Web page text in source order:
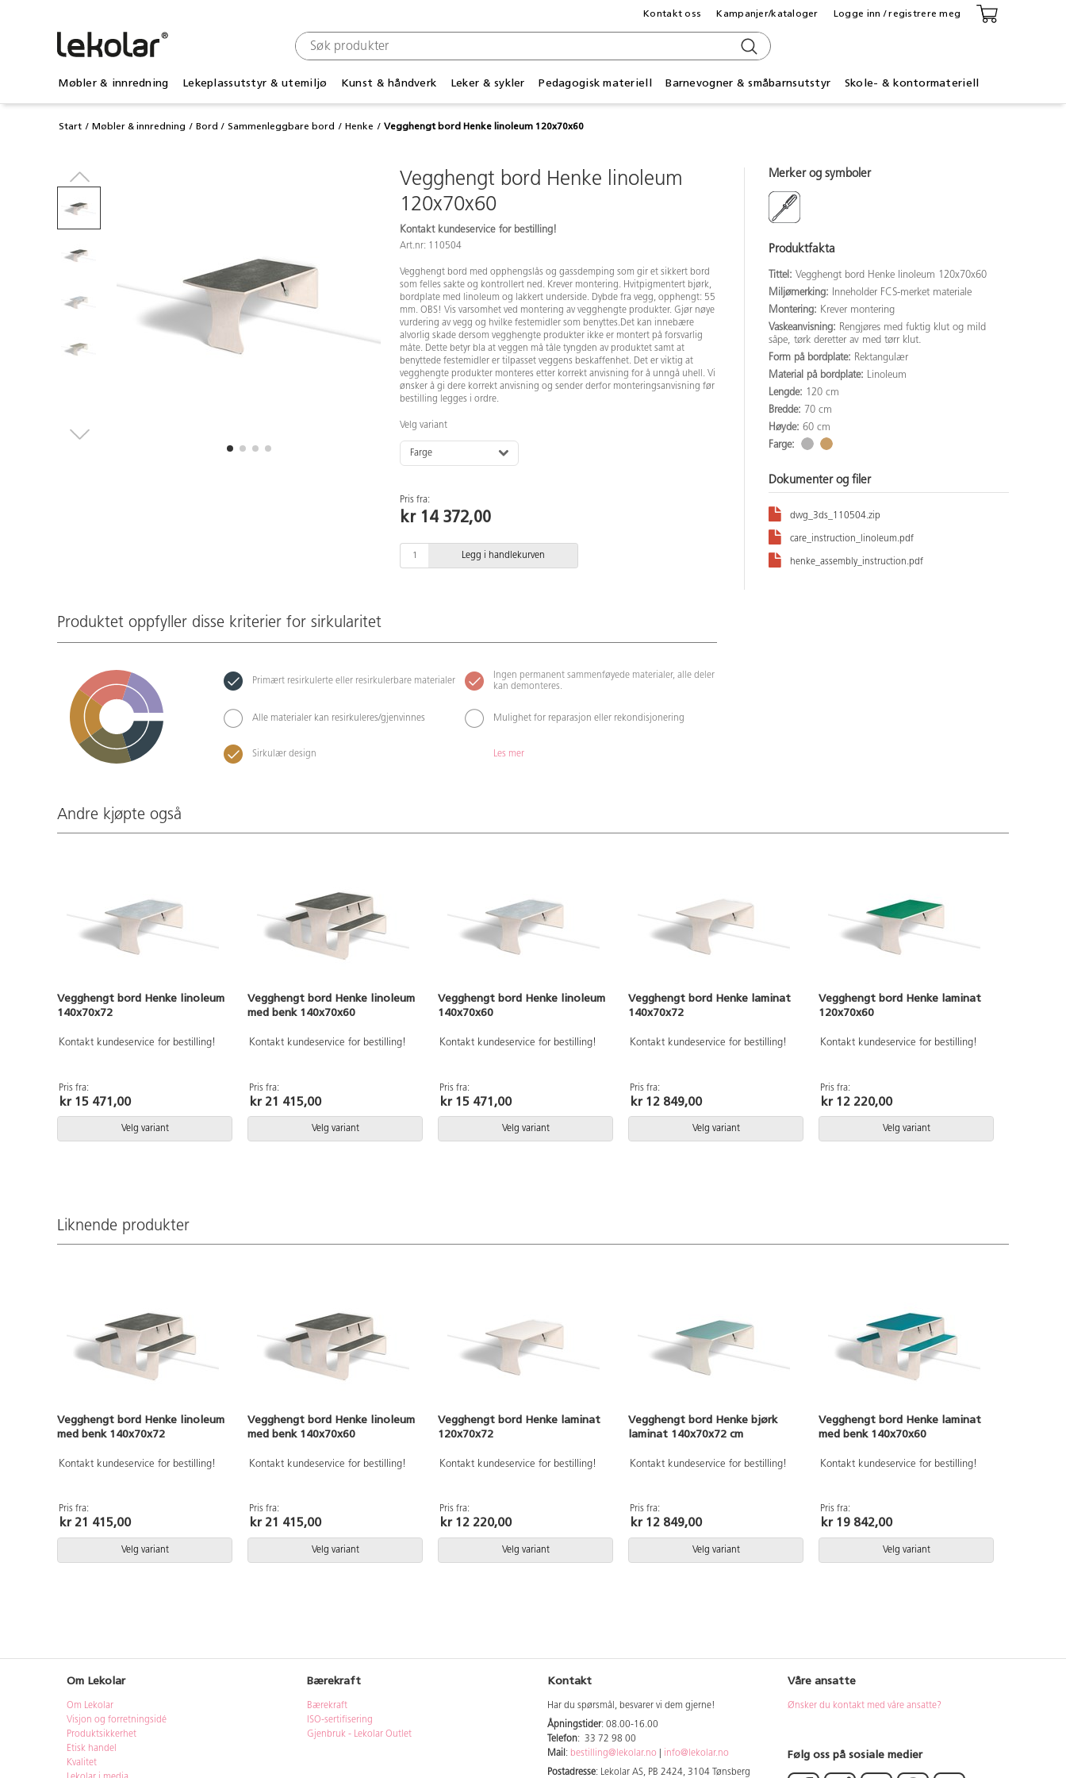
Møbler & innredning Lekeplassutstyr & utemiljø Kunst & håndverk Leker & sykler Pedagogisk materiell Barnevogner & småbarnsutstyr Skole- & kontormateriell
Kontakt oss Kampanjer/kataloger Logge inn / registrere meg
Start Møbler & innredning Bord Sammenleggbare bord Henke Vegghengt bord Henke linoleum 120x70x60
Vegghengt bord Henke linoleum
120x70x60
Kontakt kundeservice for bestilling!
Art.nr: 110504
Vegghengt bord med opphengslås og gassdemping som gir et sikkert bord
som felles sakte og kontrollert ned. Krever montering. Hvitpigmentert bjørk,
bordplate med linoleum og lakkert underside. Dybde fra vegg, opphengt: 55
mm. OBS! Vis varsomhet ved montering av vegghengte produkter. Gjør nøye
vurdering av vegg og hvilke festemidler som benyttes.Det kan innebære
alvorlig skade dersom vegghengte produkter ikke er montert på forsvarlig
måte. Dette betyr bla at veggen må tåle tyngden av produktet samt at
benyttede festemidler er tilpasset veggens beskaffenhet. Det er viktig at
vegghengte produkter monteres etter korrekt anvisning for å unngå uhell. Vi
ønsker å gi dere korrekt anvisning og sender derfor monteringsanvisning før
bestilling legges i ordre.
Velg variant
Farge
Pris fra:
kr 14 372,00
Legg i handlekurven
Merker og symboler
Produktfakta
Tittel: Vegghengt bord Henke linoleum 120x70x60
Miljømerking:
Inneholder FCS-merket materiale
Montering: Krever montering
Vaskeanvisning: Rengjøres med fuktig klut og mild
såpe, tørk deretter av med tørr klut.
Form på bordplate: Rektangulær
Material på bordplate: Linoleum
Lengde: 120 cm
Bredde: 70 cm
Høyde: 60 cm
Farge:
Dokumenter og filer
dwg_3ds_110504.zip
care_instruction_linoleum.pdf
henke_assembly_instruction.pdf
Produktet oppfyller disse kriterier for sirkularitet
Primært resirkulerte eller resirkulerbare materialer
Alle materialer kan resirkuleres/gjenvinnes
Sirkulær design
Ingen permanent sammenføyede materialer, alle deler
kan demonteres.
Mulighet for reparasjon eller rekondisjonering
Les mer
Andre kjøpte også
Vegghengt bord Henke linoleum
140x70x72
Kontakt kundeservice for bestilling!
Pris fra:
kr 15 471,00
Velg variant
Vegghengt bord Henke linoleum
med benk 140x70x60
Kontakt kundeservice for bestilling!
Pris fra:
kr 21 415,00
Velg variant
Vegghengt bord Henke linoleum
140x70x60
Kontakt kundeservice for bestilling!
Pris fra:
kr 15 471,00
Velg variant
Vegghengt bord Henke laminat
140x70x72
Kontakt kundeservice for bestilling!
Pris fra:
kr 12 849,00
Velg variant
Vegghengt bord Henke laminat
120x70x60
Kontakt kundeservice for bestilling!
Pris fra:
kr 12 220,00
Velg variant
Liknende produkter
Vegghengt bord Henke linoleum
med benk 140x70x72
Kontakt kundeservice for bestilling!
Pris fra:
kr 21 415,00
Velg variant
Vegghengt bord Henke linoleum
med benk 140x70x60
Kontakt kundeservice for bestilling!
Pris fra:
kr 21 415,00
Velg variant
Vegghengt bord Henke laminat
120x70x72
Kontakt kundeservice for bestilling!
Pris fra:
kr 12 220,00
Velg variant
Vegghengt bord Henke bjørk
laminat 140x70x72 cm
Kontakt kundeservice for bestilling!
Pris fra:
kr 12 849,00
Velg variant
Vegghengt bord Henke laminat
med benk 140x70x60
Kontakt kundeservice for bestilling!
Pris fra:
kr 19 842,00
Velg variant
Om Lekolar
Om Lekolar
Visjon og forretningsidé
Produktsikkerhet
Etisk handel
Kvalitet
Bærekraft
Bærekraft
ISO-sertifisering
Gjenbruk - Lekolar Outlet
Kontakt
Har du spørsmål, besvarer vi dem gjerne!
Åpningstider: 08.00-16.00
Telefon: 33 72 98 00
Mail : bestilling@lekolar.no
info@lekolar.no
Postadresse: Lekolar AS, PB 2424, 3104 Tønsberg
Våre ansatte
Ønsker du kontakt med våre ansatte?
Følg oss på sosiale medier